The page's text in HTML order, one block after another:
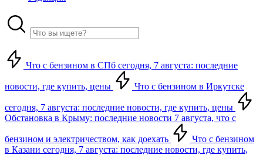
Что с бензином в СПб сегодня, 7 августа: последние
новости, где купить, цены Что с бензином в Иркутске
сегодня, 7 августа: последние новости, где купить, цены
Обстановка в Крыму: последние новости 7 августа, что с
бензином и электричеством, как доехать
Что с бензином
в Казани сегодня, 7 августа: последние новости, где купить,